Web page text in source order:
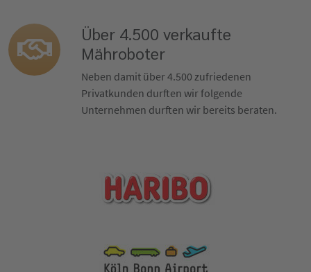
Über 4.500 verkaufte
Mähroboter
Neben damit über 4.500 zufriedenen
Privatkunden durften wir folgende
Unternehmen durften wir bereits beraten.